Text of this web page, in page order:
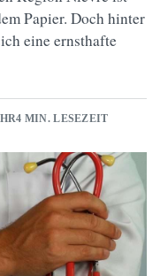
Papier. Doch hinter
eine ernsthafte
4 MIN. LESEZEIT